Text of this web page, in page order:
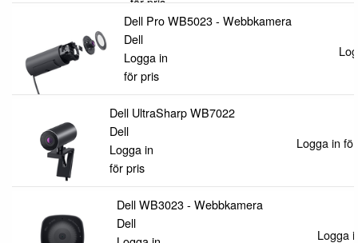
Dell Pro WB5023 - Webbkamera
Dell
Logga in
för pris
Dell UltraSharp WB7022
Dell
Logga in
för pris
Logga in
Dell WB3023 - Webbkamera
Dell
Logga